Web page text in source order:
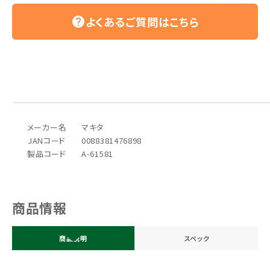
helpよくあるご質問はこちら
メーカー名
マキタ
JANコード
0088381476898
製品コード
A-61581
商品情報
商品説明 スペック